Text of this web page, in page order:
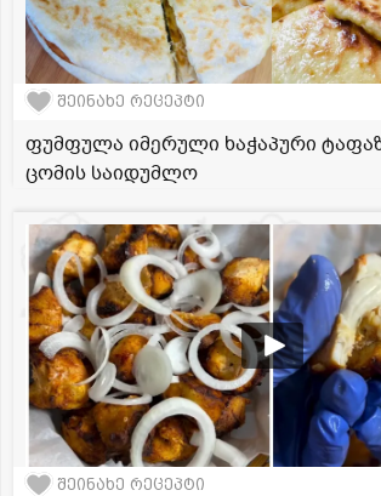
შეინახე რეცეპტი
ფუმფულა იმერული ხაჭაპური
ცომის საიდუმლო
შეინახე რეცეპტი